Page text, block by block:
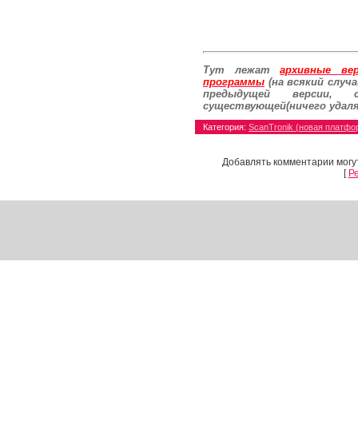
Тут лежатархивные
программы (на всякий
предыдущей версии,
существующей(ничего
Категория: ScanTronik (новая
Добавлять комментарии
[